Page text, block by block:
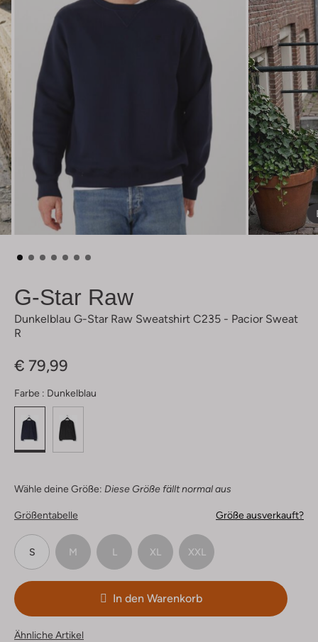
G-Star Raw
Dunkelblau G-Star Raw Sweatshirt C235 - Pacior Sweat
R
€ 79,99
Farbe : Dunkelblau
Wähle deine Größe: Diese Größe fällt normal aus
Größentabelle Größe ausverkauft?
S M L XL XXL
In den Warenkorb
Ähnliche Artikel